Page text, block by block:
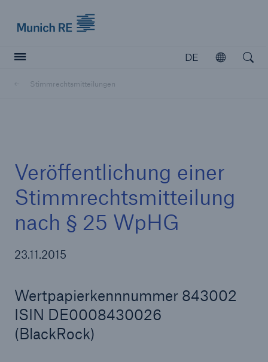
DE
Öffnen
Stimmrechtsmitteilungen
Veröffentlichung einer
Stimmrechtsmitteilung
nach § 25 WpHG
23.11.2015
Wertpapierkennnummer 843002
ISIN DE0008430026
(BlackRock)
Tech Trend Radar 2026
Our expert perspective for insurance